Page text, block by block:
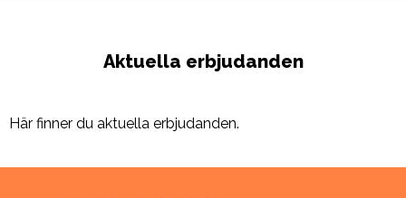
Aktuella erbjudanden
Här finner du aktuella erbjudanden.